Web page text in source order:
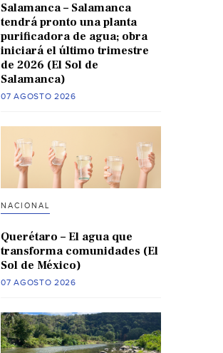
Salamanca – Salamanca
tendrá pronto una planta
purificadora de agua; obra
iniciará el último trimestre
de 2026 (El Sol de
Salamanca)
07 AGOSTO 2026
NACIONAL
Querétaro – El agua que
transforma comunidades (El
Sol de México)
07 AGOSTO 2026